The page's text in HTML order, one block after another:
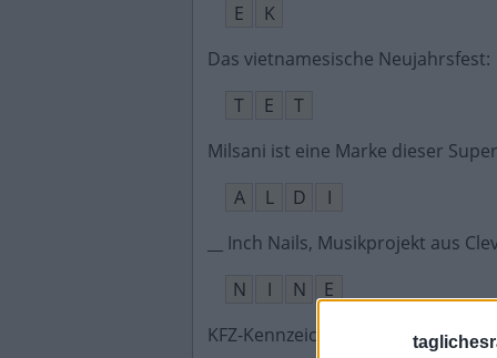
E
K
Das vietnamesische Neujahrsfest:
T
E
T
Milsani ist eine Marke dieser
A
L D
I
__ Inch Nails, Musikprojekt aus
N
I N
E
KFZ-Kennzeichen für Kitzingen: